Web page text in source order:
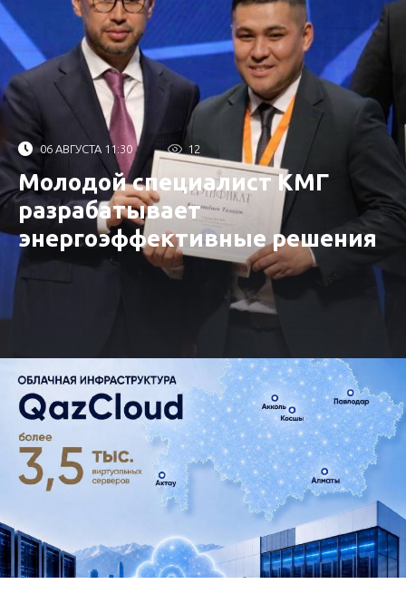
06 АВГУСТА 11:30 12
Молодой специалист КМГ
разрабатывает
энергоэффективные решения
для производства